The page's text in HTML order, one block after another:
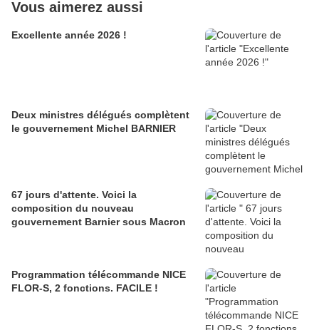
Vous aimerez aussi
Excellente année 2026 !
Deux ministres délégués complètent
le gouvernement Michel BARNIER
67 jours d'attente. Voici la
composition du nouveau
gouvernement Barnier sous Macron
Programmation télécommande NICE
FLOR-S, 2 fonctions. FACILE !